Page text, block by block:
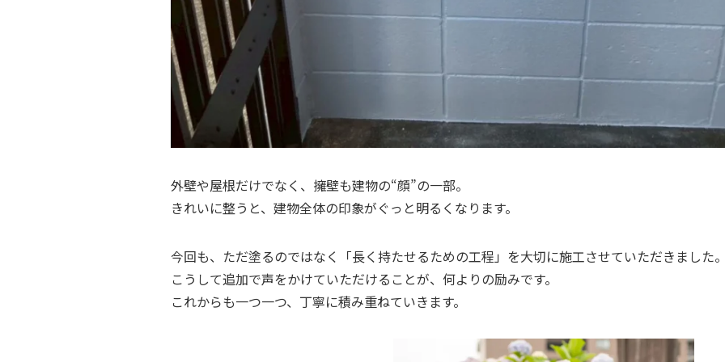
外壁や屋根だけでなく、擁壁も建物の“顔”の一部。
きれいに整うと、建物全体の印象がぐっと明るくなります。
今回も、ただ塗るのではなく「長く持たせるための工程」を大切に施工させていただきました
こうして追加で声をかけていただけることが、何よりの励みです。
これからも一つ一つ、丁寧に積み重ねていきます。